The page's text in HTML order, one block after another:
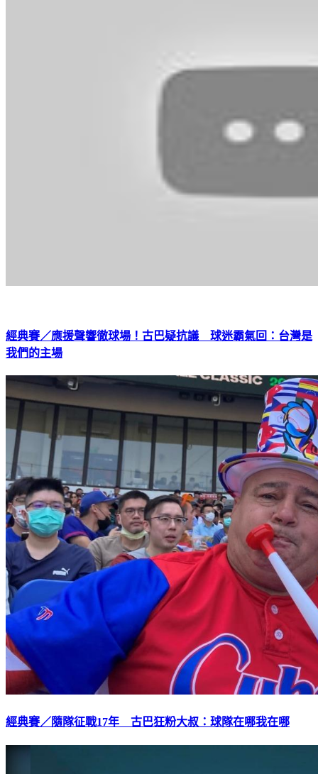
經典賽／應援聲響徹球場！古巴疑抗議 球迷霸氣回：台灣是
我們的主場
經典賽／隨隊征戰17年 古巴狂粉大叔：球隊在哪我在哪